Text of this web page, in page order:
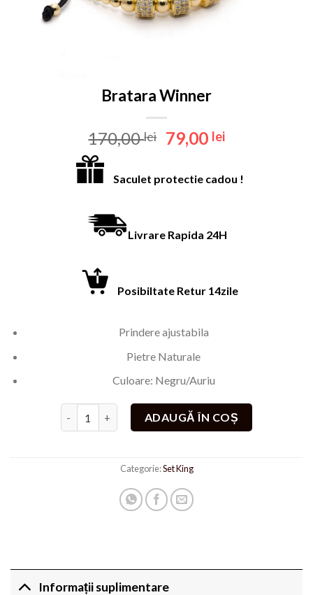
Bratara Winner
170,00lei
Prețul
inițial
fost:
79,00 leiPrețul
este:
79,00 lei.
Saculet protectie cadou !
Livrare Rapida 24H
Posibiltate Retur 14zile
Prindere ajustabila
Pietre Naturale
Culoare: Negru/Auriu
ADAUGĂ ÎN COȘ
Categorie:Set King
Informații suplimentare